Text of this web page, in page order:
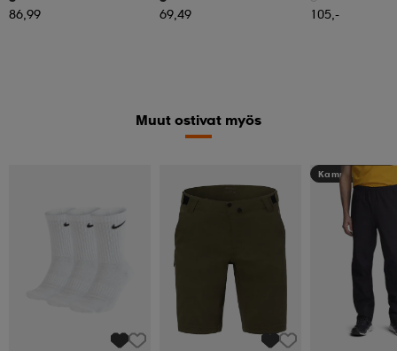
86,99 69,49 105,-
Muut ostivat myös
Kampanja -25%